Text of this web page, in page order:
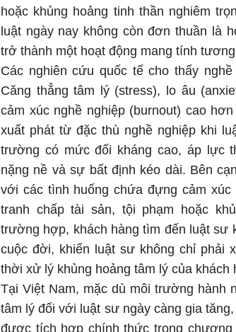
hoặc khủng hoảng tinh thần nghiêm
luật ngày nay không còn đơn thuần là
trở thành một hoạt động mang tính
Các nghiên cứu quốc tế cho thấy
Căng thẳng tâm lý (stress), lo âu
cảm xúc nghề nghiệp (burnout) cao
xuất phát từ đặc thù nghề nghiệp khi
trường có mức đối kháng cao, áp lực
nặng nề và sự bất định kéo dài. Bên
với các tình huống chứa đựng cảm
tranh chấp tài sản, tội phạm hoặc
trường hợp, khách hàng tìm đến luật sư
cuộc đời, khiến luật sư không chỉ phải
thời xử lý khủng hoảng tâm lý của khách
Tại Việt Nam, mặc dù môi trường hành
tâm lý đối với luật sư ngày càng gia
được tích hợp chính thức trong